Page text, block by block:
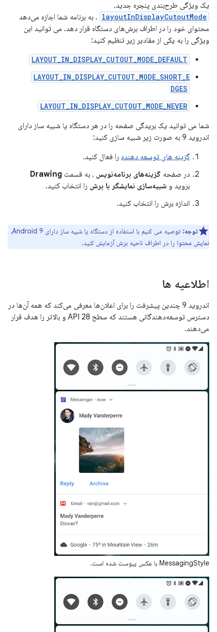
یک ویژگی طرح‌بندی پنجره جدید،
layoutInDisplayCutoutMode ، به برنامه شما اجازه می‌دهد
محتوای خود را در اطراف برش‌های دستگاه قرار دهد. می توانید این
ویژگی را به یکی از مقادیر زیر تنظیم کنید:
LAYOUT_IN_DISPLAY_CUTOUT_MODE_DEFAULT
LAYOUT_IN_DISPLAY_CUTOUT_MODE_SHORT_E
DGES
LAYOUT_IN_DISPLAY_CUTOUT_MODE_NEVER
شما می توانید یک بریدگی صفحه را در هر دستگاه یا شبیه ساز دارای
اندروید 9 به صورت زیر شبیه سازی کنید:
گزینه های توسعه دهنده را فعال کنید.
در صفحه گزینه‌های برنامه‌نویس ، به قسمت Drawing
بروید و شبیه‌سازی نمایشگر با برش را انتخاب کنید.
اندازه برش را انتخاب کنید.
توجه:
توصیه می کنیم با استفاده از دستگاه یا شبیه ساز دارای Android 9،
نمایش محتوا را در اطراف ناحیه برش آزمایش کنید.
اطلاعیه ها
اندروید 9 چندین پیشرفت را برای اعلان‌ها معرفی می‌کند که همه آن‌ها در
دسترس توسعه‌دهندگانی هستند که سطح API 28 و بالاتر را هدف قرار
می‌دهند.
MessagingStyle با عکس پیوست شده است.